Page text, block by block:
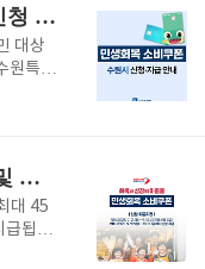
방법
해 신
회원
에 맞
청서'
수원특례시 민생회복 소비쿠폰 신청 지급안내
대상
원특례
니, 놓
며, 미
체에
시에
21(월)
오산시 민생회복 소비쿠폰 신청 및 안내
대 45
급됩니
정보